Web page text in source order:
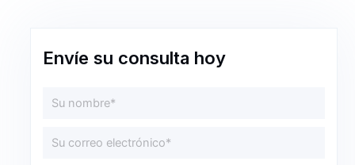
Envíe su consulta hoy